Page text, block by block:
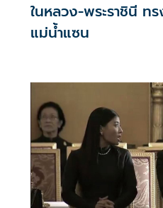
ในหลวง-พระราชินี ท
แม่น้ำแซน